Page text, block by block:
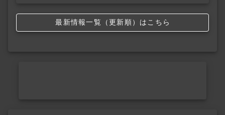
最新情報一覧（更新順）はこちら